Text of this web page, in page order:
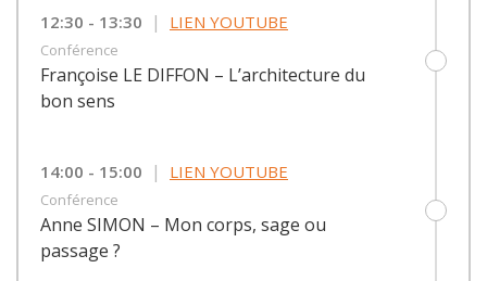
12:30 - 13:30 | LIEN YOUTUBE
Conférence
Françoise LE DIFFON – L’architecture du
bon sens
14:00 - 15:00 | LIEN YOUTUBE
Conférence
Anne SIMON – Mon corps, sage ou
passage ?